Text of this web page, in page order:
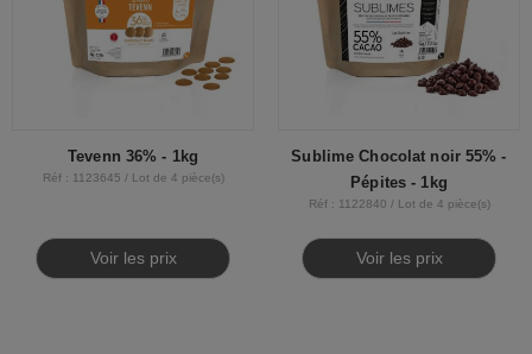
Tevenn 36% - 1kg
Réf : 1123645 / Lot de 4 pièce(s)
Voir les prix
Sublime Chocolat noir 55% -
Pépites - 1kg
Réf : 1122840 / Lot de 4 pièce(s)
Voir les prix